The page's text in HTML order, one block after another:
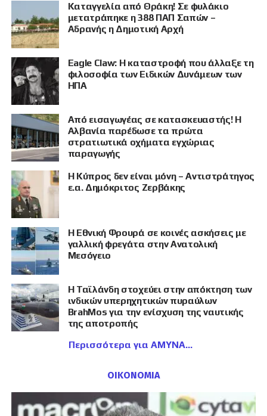
Καταγγελία από Θράκη! Σε φυλάκιο
μετατράπηκε η 388 ΠΑΠ Σαπών –
Αδρανής η Δημοτική Αρχή
Eagle Claw: Η καταστροφή που άλλαξε τη
φιλοσοφία των Ειδικών Δυνάμεων των
ΗΠΑ
Από εισαγωγέας σε κατασκευαστής! Η
Αλβανία παρέδωσε τα πρώτα
στρατιωτικά οχήματα εγχώριας
παραγωγής
Η Κύπρος δεν είναι μόνη – Αντιστράτηγος
ε.α. Δημόκριτος Ζερβάκης
Η Εθνική Φρουρά σε κοινές ασκήσεις με
γαλλική φρεγάτα στην Ανατολική
Μεσόγειο
Η Ταϊλάνδη στοχεύει στην απόκτηση των
ινδικών υπερηχητικών πυραύλων
BrahMos για την ενίσχυση της ναυτικής
της αποτροπής
Περισσότερα για ΑΜΥΝΑ
ΟΙΚΟΝΟΜΙΑ